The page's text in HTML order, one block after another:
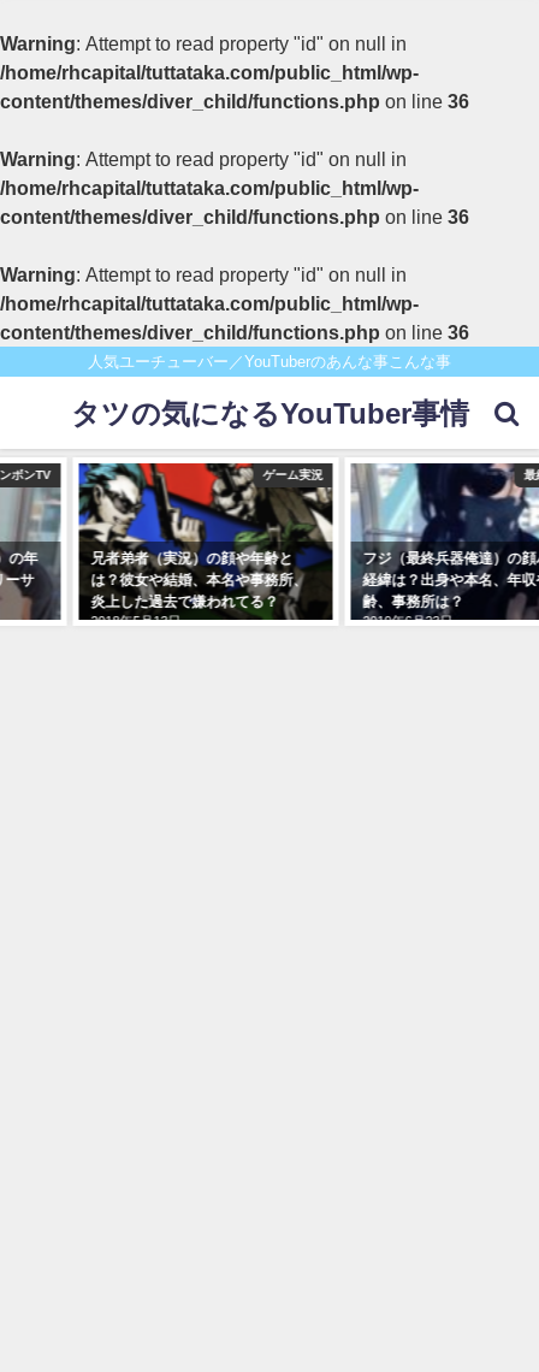
Warning: Attempt to read property "id" on null in
/home/rhcapital/tuttataka.com/public_html/wp-
content/themes/diver_child/functions.php on line 36
Warning: Attempt to read property "id" on null in
/home/rhcapital/tuttataka.com/public_html/wp-
content/themes/diver_child/functions.php on line 36
Warning: Attempt to read property "id" on null in
/home/rhcapital/tuttataka.com/public_html/wp-
content/themes/diver_child/functions.php on line 36
人気ユーチューバー／YouTuberのあんな事こんな事
タツの気になるYouTuber事情
ゲーム実況
弟者（実況）の顔や年齢と
彼女や結婚、本名や事務所、
した過去で嫌われてる？
年5月13日
最終兵器俺達
フジ（最終兵器俺達）の顔バレの
経緯は？出身や本名、年収や年
齢、事務所は？
2019年6月23日